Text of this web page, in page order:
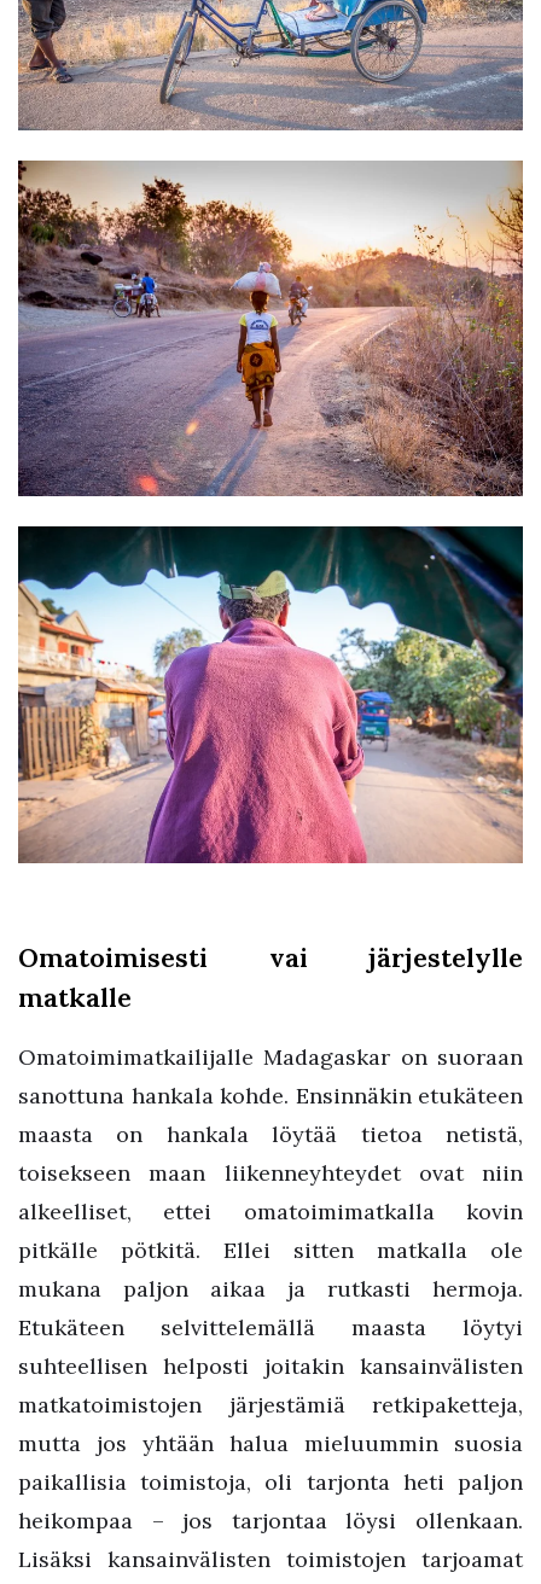
Omatoimisesti vai järjestelylle
matkalle
Omatoimimatkailijalle Madagaskar on suoraan
sanottuna hankala kohde. Ensinnäkin etukäteen
maasta on hankala löytää tietoa netistä,
toisekseen maan liikenneyhteydet ovat niin
alkeelliset, ettei omatoimimatkalla kovin
pitkälle pötkitä. Ellei sitten matkalla ole
mukana paljon aikaa ja rutkasti hermoja.
Etukäteen selvittelemällä maasta löytyi
suhteellisen helposti joitakin kansainvälisten
matkatoimistojen järjestämiä retkipaketteja,
mutta jos yhtään halua mieluummin suosia
paikallisia toimistoja, oli tarjonta heti paljon
heikompaa – jos tarjontaa löysi ollenkaan.
Lisäksi kansainvälisten toimistojen tarjoamat